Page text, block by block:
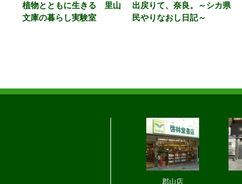
植物とともに生きる 里山
文庫の暮らし実験室
出戻りて、奈良。～シカ県
民やりなおし日記～
郡山店